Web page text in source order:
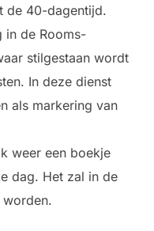
de 40-dagentijd.
in de Rooms-
stilgestaan wordt
In deze dienst
als markering van
weer een boekje
dag. Het zal in de